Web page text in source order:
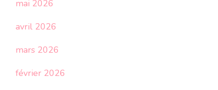
mai 2026
avril 2026
mars 2026
février 2026